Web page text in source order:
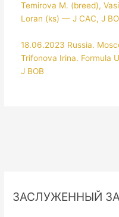
Temirova M. (breed),
Loran (ks) — J CAC, J
18.06.2023 Russia.
Trifonova Irina. Formula
J BOB
ЗАСЛУЖЕННЫЙ